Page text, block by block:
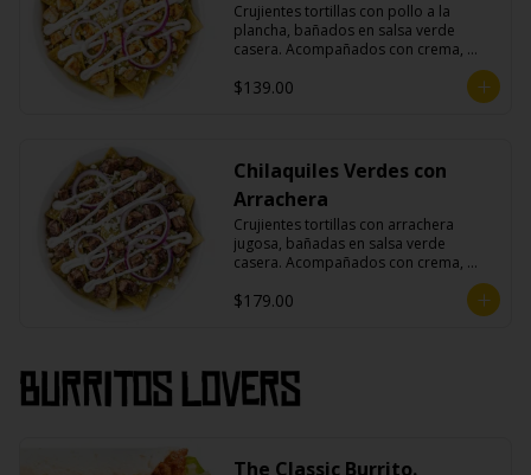
Crujientes tortillas con pollo a la
plancha, bañados en salsa verde
casera. Acompañados con crema,
$139.00
Chilaquiles Verdes con
Arrachera
Crujientes tortillas con arrachera
jugosa, bañadas en salsa verde
casera. Acompañados con crema,
$179.00
Burritos Lovers
The Classic Burrito.